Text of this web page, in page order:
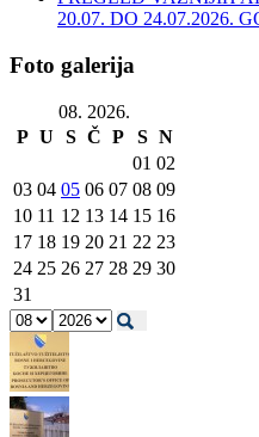
20.07. DO 24.07.2026.
Foto galerija
08. 2026.
P U S Č P S N
01 02
03 04 05 06 07 08 09
10 11 12 13 14 15 16
17 18 19 20 21 22 23
24 25 26 27 28 29 30
31